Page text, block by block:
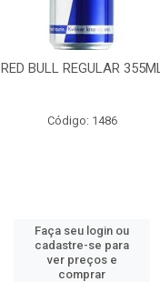
RED BULL REGULAR 355ML
Código: 1486
Faça seu login ou
cadastre-se para
ver preços e
comprar